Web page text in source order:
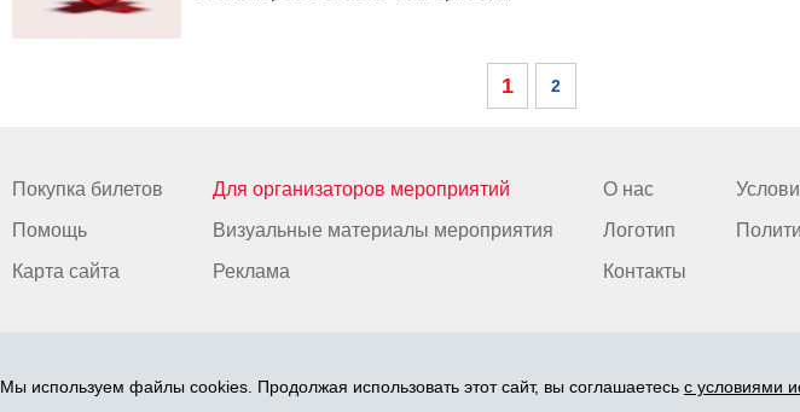
1 2
Покупка билетов
Помощь
Карта сайта
Для организаторов мероприятий
Визуальные материалы мероприятия
Реклама
О нас
Логотип
Контакты
© 2006-2026
Мы используем файлы cookies. Продолжая использовать этот сайт, вы соглашаетесь с условиями